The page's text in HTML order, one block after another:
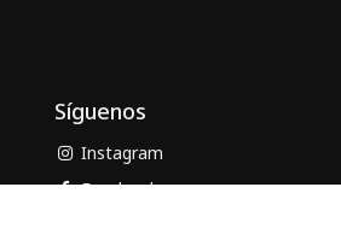
Síguenos
Instagram
Facebook